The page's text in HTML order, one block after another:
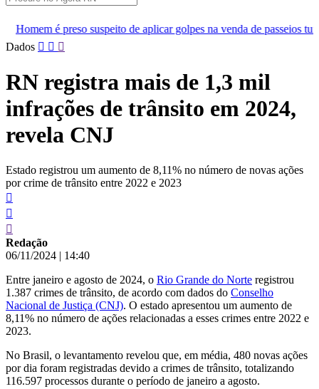
de aplicar golpes na venda de passeios turísticos em Natal
Pular
conteúdo
Dados
RN registra mais de 1,3 mil
infrações de trânsito em 2024,
revela CNJ
Estado registrou um aumento de 8,11% no número de novas ações
por crime de trânsito entre 2022 e 2023
Redação
06/11/2024 | 14:40
Entre janeiro e agosto de 2024, o Rio Grande do Norte registrou
1.387 crimes de trânsito, de acordo com dados do Conselho
Nacional de Justiça (CNJ). O estado apresentou um aumento de
8,11% no número de ações relacionadas a esses crimes entre 2022 e
2023.
No Brasil, o levantamento revelou que, em média, 480 novas ações
por dia foram registradas devido a crimes de trânsito, totalizando
116.597 processos durante o período de janeiro a agosto.